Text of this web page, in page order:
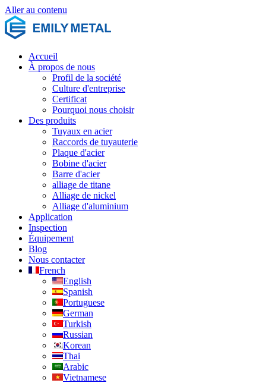
Aller au contenu
Accueil
À propos de nous
Profil de la société
Culture d'entreprise
Certificat
Pourquoi nous choisir
Des produits
Tuyaux en acier
Raccords de tuyauterie
Plaque d'acier
Bobine d'acier
Barre d'acier
alliage de titane
Alliage de nickel
Alliage d'aluminium
Application
Inspection
Équipement
Blog
Nous contacter
French
English
Spanish
Portuguese
German
Turkish
Russian
Korean
Thai
Arabic
Vietnamese